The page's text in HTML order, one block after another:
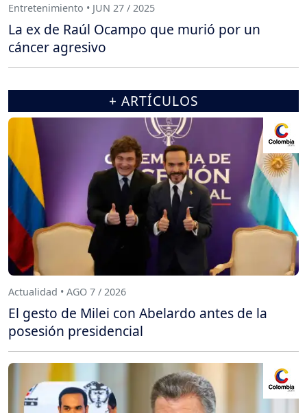
Entretenimiento • JUN 27 / 2025
La ex de Raúl Ocampo que murió por un
cáncer agresivo
+ ARTÍCULOS
Actualidad • AGO 7 / 2026
El gesto de Milei con Abelardo antes de la
posesión presidencial